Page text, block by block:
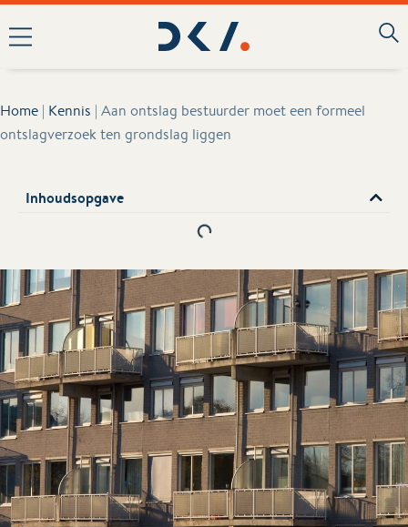
Home | Kennis | Aan ontslag bestuurder moet een formeel
ontslagverzoek ten grondslag liggen
Inhoudsopgave